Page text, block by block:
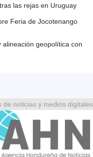
las rejas en Uruguay
Feria de Jocotenango
geopolítica con
de noticias y medios digitales